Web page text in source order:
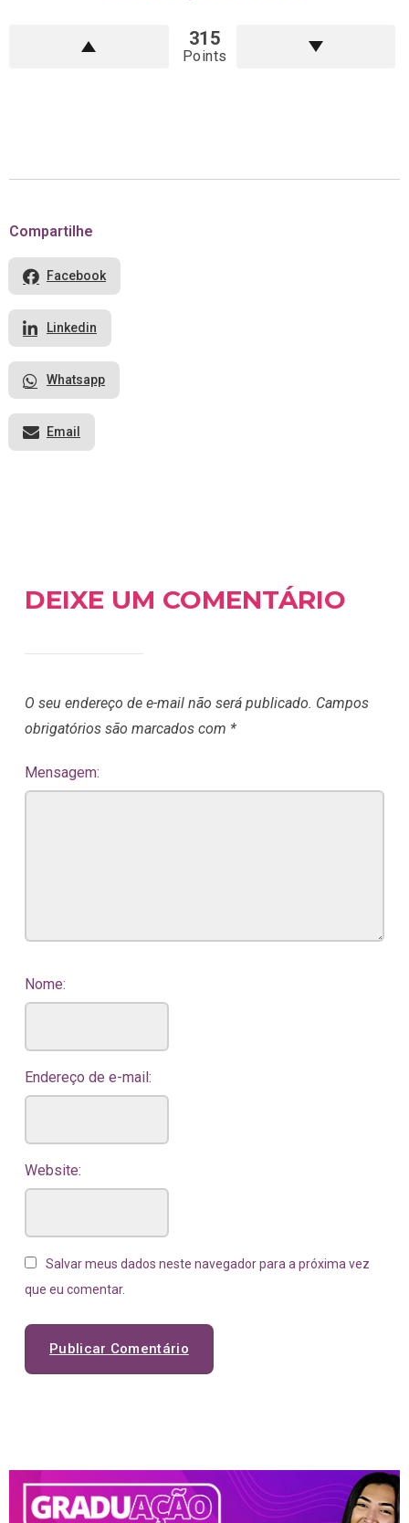
315
Points
Compartilhe
Facebook
Linkedin
Whatsapp
Email
DEIXE UM COMENTÁRIO
O seu endereço de e-mail não será publicado. Campos
obrigatórios são marcados com *
Mensagem:
Nome:
Endereço de e-mail:
Website:
Salvar meus dados neste navegador para a próxima vez
que eu comentar.